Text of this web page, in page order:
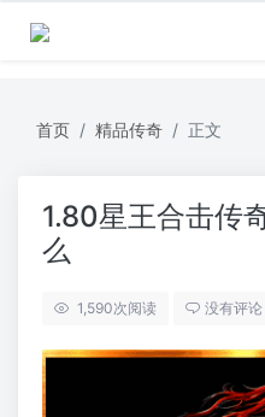
首页 精品传奇 正文
1.80星王合击传
么
1,590次阅读 没有评论